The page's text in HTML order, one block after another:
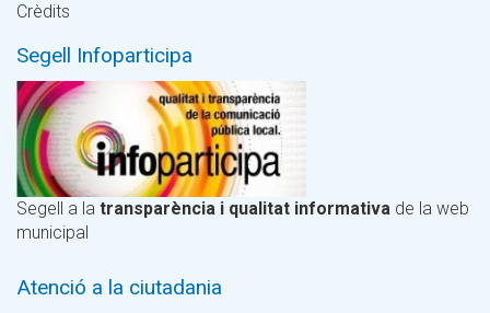
Crèdits
Segell Infoparticipa
Segell a la transparència i qualitat informativa de la web
municipal
Atenció a la ciutadania